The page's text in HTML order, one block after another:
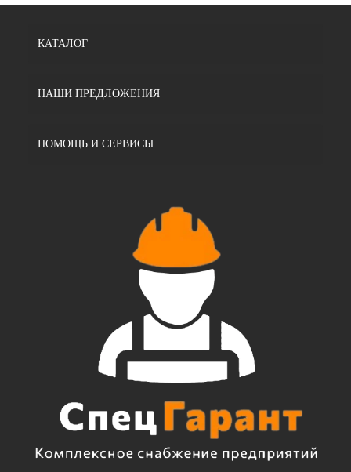
КАТАЛОГ
НАШИ ПРЕДЛОЖЕНИЯ
ПОМОЩЬ И СЕРВИСЫ